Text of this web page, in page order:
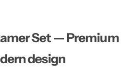
Set — Premium
design